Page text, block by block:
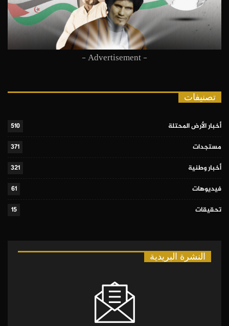
- Advertisement -
تصنيفات
أخبار الأرض المحتلة
510
مستجدات
371
أخبار وطنية
321
فيديوهات
61
تحقيقات
15
النشرة البريدية